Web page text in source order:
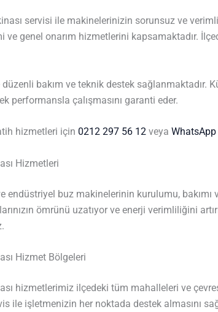
servisi ile makinelerinizin sorunsuz ve
ve genel onarım hizmetlerini kapsamaktadır.
bakım ve teknik destek sağlanmaktadır.
performansla çalışmasını garanti eder.
hizmetleri için 0212 297 56 12 veya WhatsApp
Hizmetleri
endüstriyel buz makinelerinin kurulumu, bakımı
ömrünü uzatıyor ve enerji verimliliğini
Hizmet Bölgeleri
hizmetlerimiz ilçedeki tüm mahalleleri ve
ile işletmenizin her noktada destek almasını